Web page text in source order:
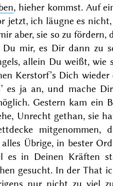
, hieher kommst. Auf
jetzt, ich läugne es
aber, sie so zu
mir, es Dir dann zu
allein Du weißt,
Kerstorf’s Dich
es ja an, und mache
Gestern kam
Unrecht gethan, sie
mitgenommen,
Übrige, in bester
es in Deinen Kräften
gesucht. In der That
nur nicht zu viel